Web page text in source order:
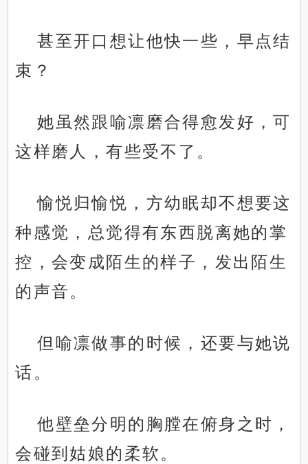
甚至开口想让他快一些，早点结
束？
她虽然跟喻凛磨合得愈发好，可
这样磨人，有些受不了。
愉悦归愉悦，方幼眠却不想要这
种感觉，总觉得有东西脱离她的掌
控，会变成陌生的样子，发出陌生
的声音。
但喻凛做事的时候，还要与她说
话。
他壁垒分明的胸膛在俯身之时，
会碰到姑娘的柔软。